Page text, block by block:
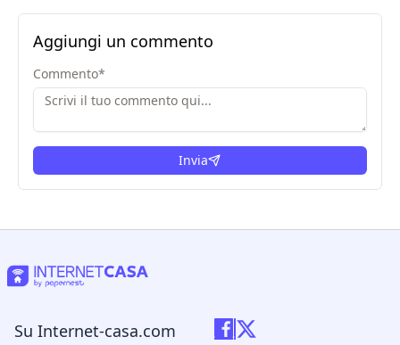
Aggiungi un commento
Commento*
Invia
Su Internet-casa.com